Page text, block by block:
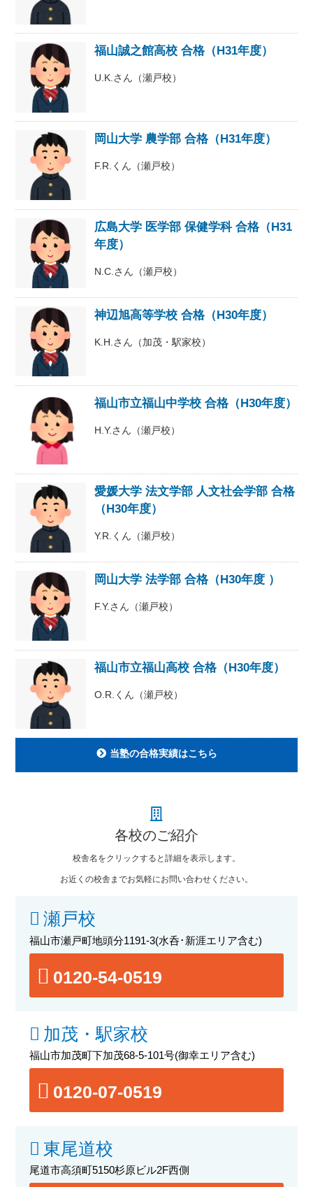
福山誠之館高校 合格（H31年度）
U.K.さん（瀬戸校）
岡山大学 農学部 合格（H31年度）
F.R.くん（瀬戸校）
広島大学 医学部 保健学科 合格（H31
年度）
N.C.さん（瀬戸校）
神辺旭高等学校 合格（H30年度）
K.H.さん（加茂・駅家校）
福山市立福山中学校 合格（H30年度）
H.Y.さん（瀬戸校）
愛媛大学 法文学部 人文社会学部 合格
（H30年度）
Y.R.くん（瀬戸校）
岡山大学 法学部 合格（H30年度 ）
F.Y.さん（瀬戸校）
福山市立福山高校 合格（H30年度）
O.R.くん（瀬戸校）
当塾の合格実績はこちら
各校のご紹介
校舎名をクリックすると詳細を表示します。
お近くの校舎までお気軽にお問い合わせください。
瀬戸校
福山市瀬戸町地頭分1191-3(水呑･新涯エリア含む)
0120-54-0519
加茂・駅家校
福山市加茂町下加茂68-5-101号(御幸エリア含む)
0120-07-0519
東尾道校
尾道市高須町5150杉原ビル2F西側